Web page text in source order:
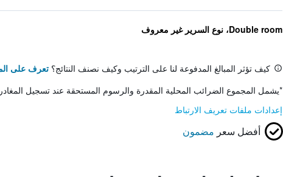
Double room، نوع السرير غير معروف
كيف تؤثر المبالغ المدفوعة لنا على الترتيب وكيف نصنف النتائج؟ تعرف على
*يشمل المجموع الضرائب المحلية المقدرة والرسوم المستحقة عند تسجيل
إعدادات ملفات تعريف الارتباط
أفضل سعر مضمون